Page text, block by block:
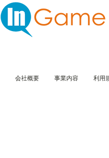
会社概要 事業内容 利用